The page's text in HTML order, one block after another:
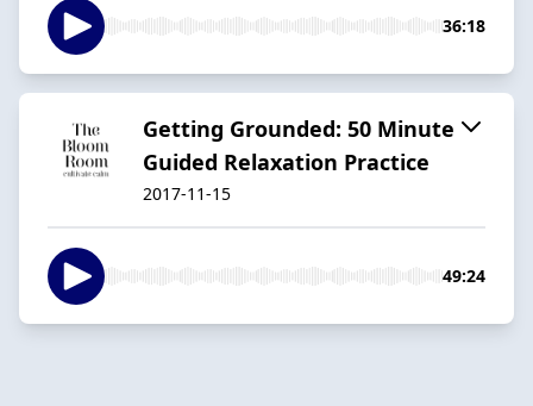
36:18
Getting Grounded: 50 Minute
Guided Relaxation Practice
2017-11-15
49:24